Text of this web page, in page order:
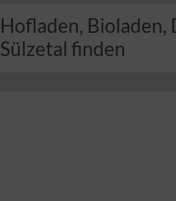
Hofladen,
Sülzetal finden